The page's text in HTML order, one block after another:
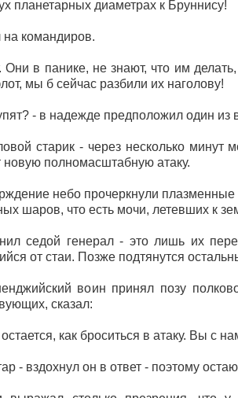
планетарных диаметрах к Бруннису!
командиров.
Они в панике, не знают, что им
мы б сейчас разбили их наголову!
- в надежде предположил один из
старик - через несколько минут
новую полномасштабную атаку.
небо прочеркнули плазменные
шаров, что есть мочи, летевших к
седой генерал - это лишь их
от стаи. Позже подтянутся
воин принял позу
сказал:
как броситься в атаку. Вы с
- вздохнул он в ответ - поэтому